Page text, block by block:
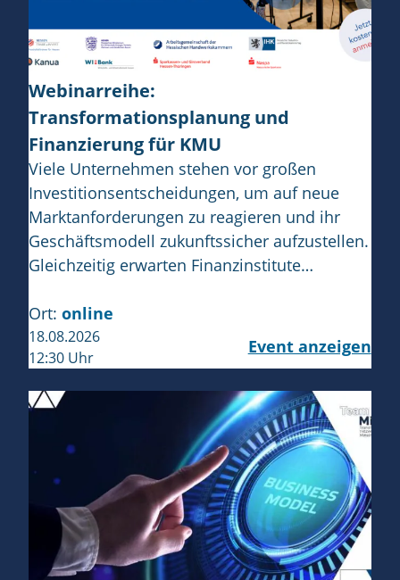
Webinarreihe:
Transformationsplanung und
Finanzierung für KMU
Viele Unternehmen stehen vor großen
Investitionsentscheidungen, um auf neue
Marktanforderungen zu reagieren und ihr
Geschäftsmodell zukunftssicher aufzustellen.
Gleichzeitig erwarten Finanzinstitute…
Ort:online
18.08.2026
12:30 Uhr
Event anzeigen